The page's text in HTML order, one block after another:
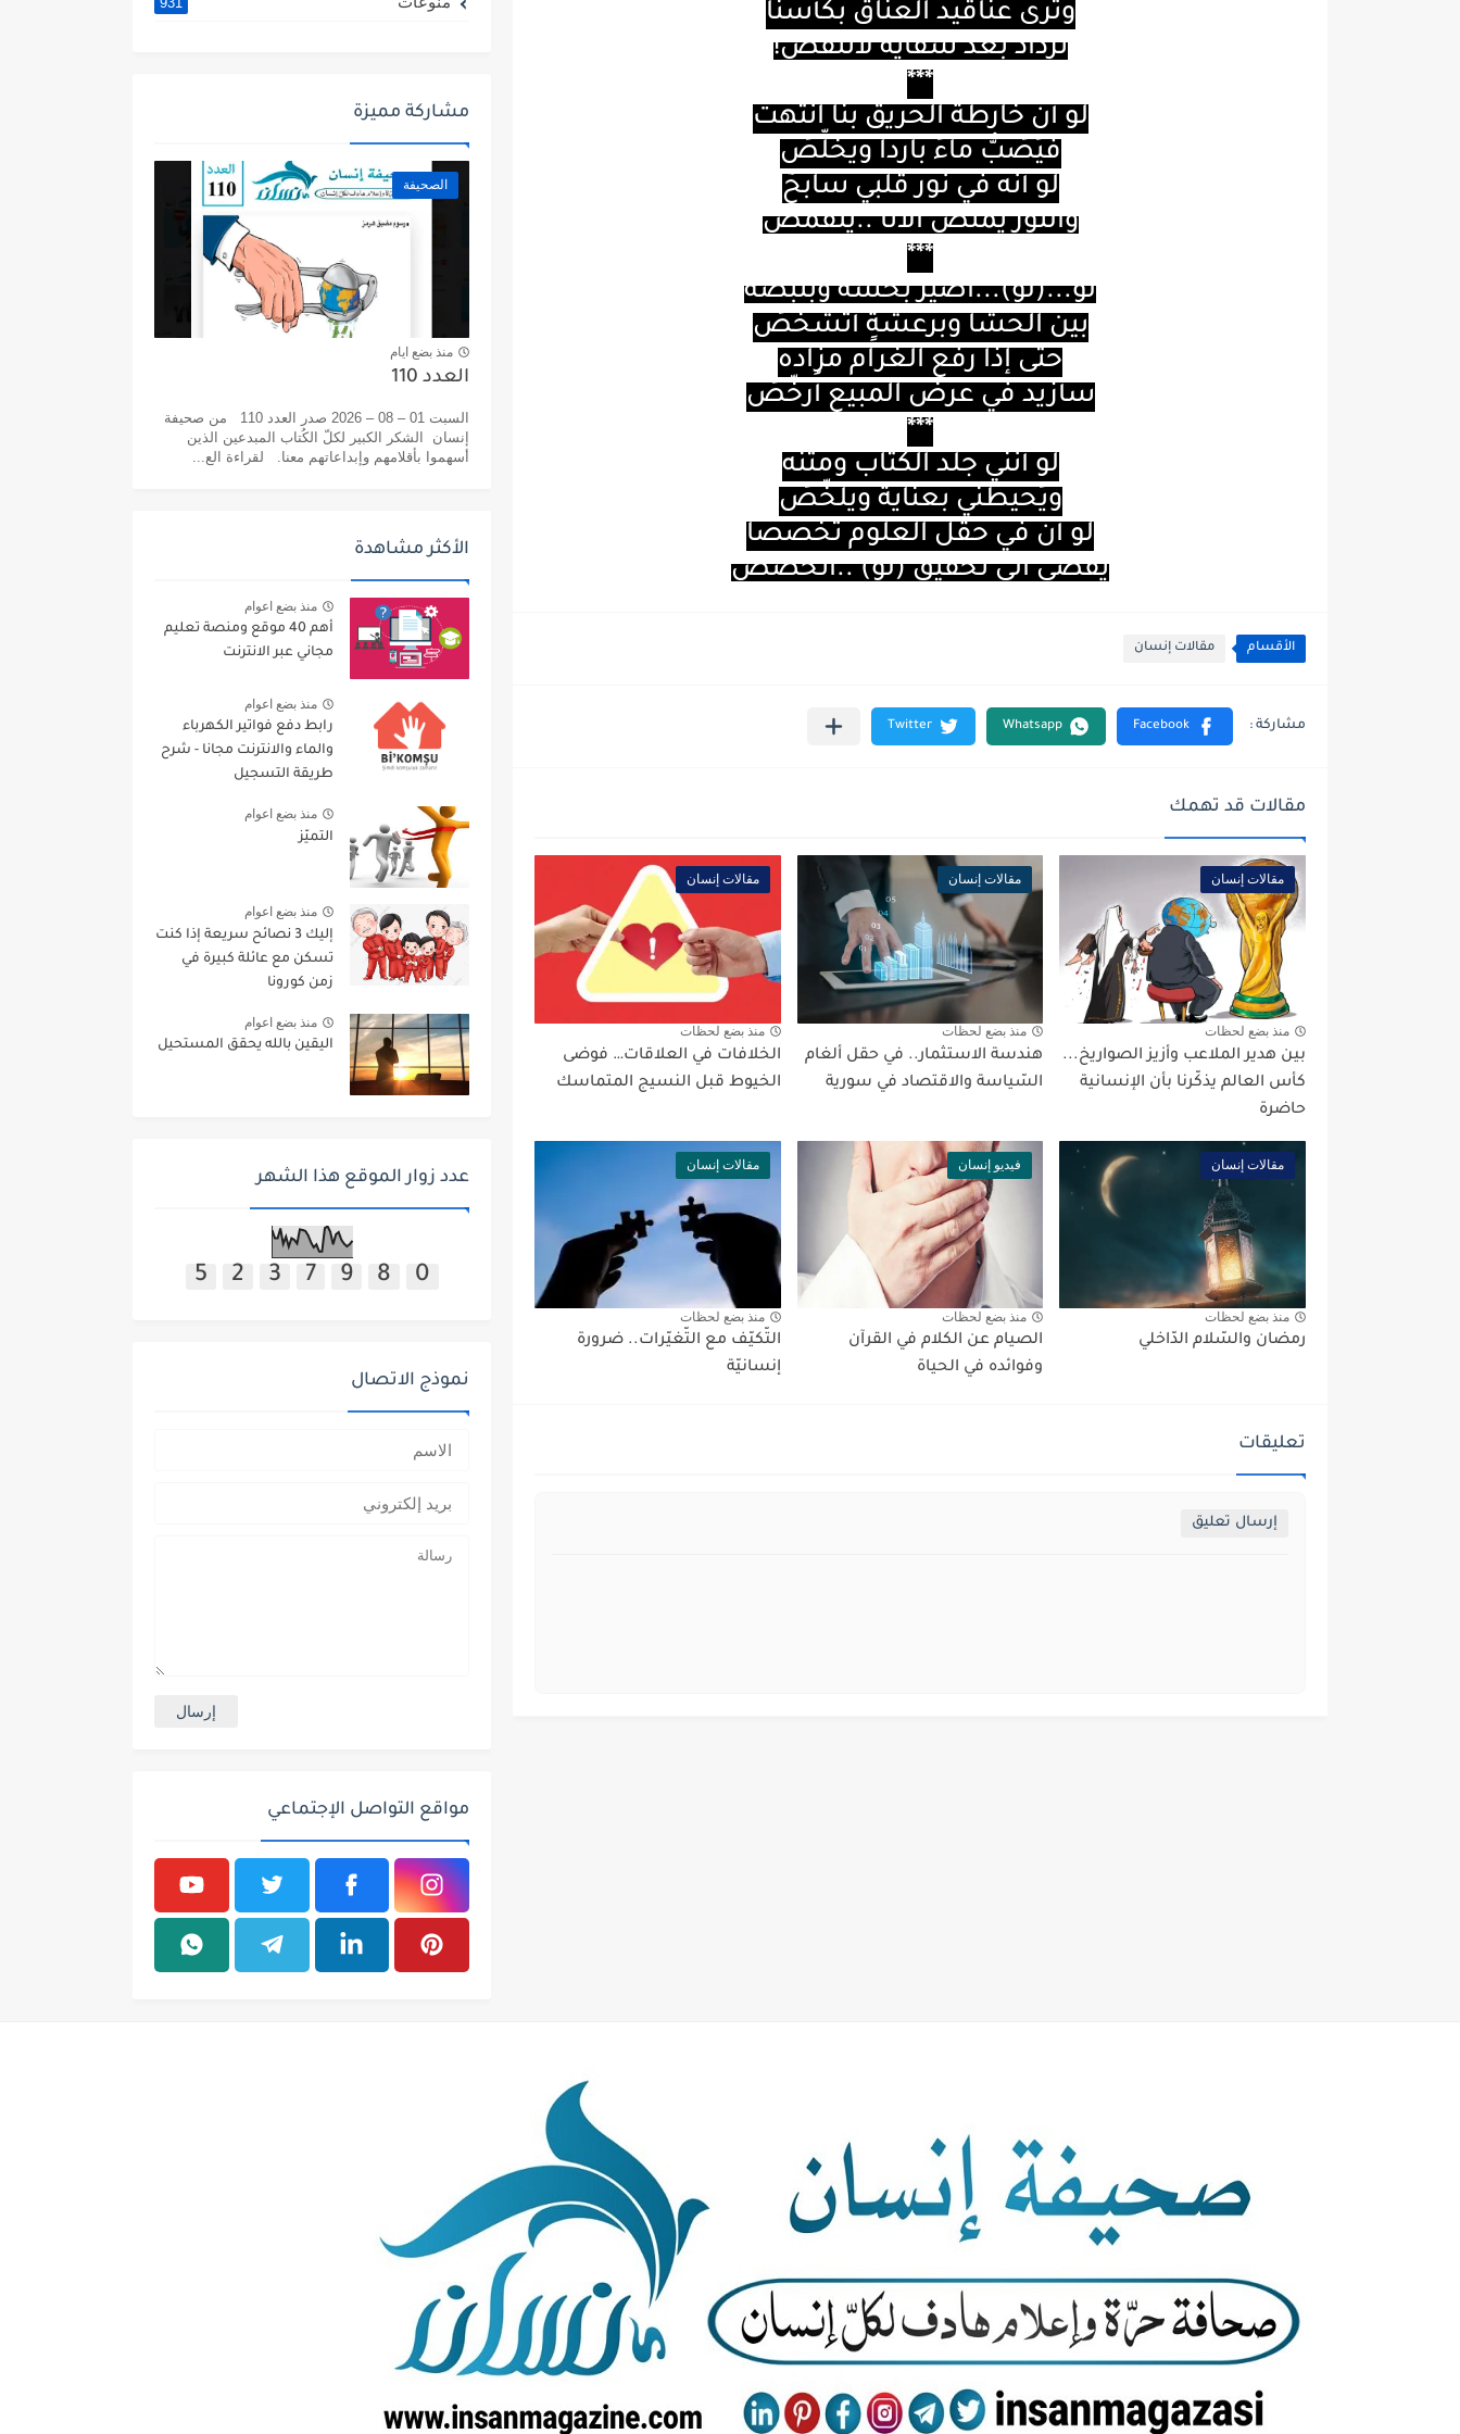
وترى عناقيد العناق بكأسنا
تزداد بعد سقاية لاتنقصُ!
***
لو أنّ خارطة الحريق بنا انتهت
فيُصَبُّ ماءً باردا ويخلِّصُ
لو أنه في نور قلبي سابحٌ
والنور يمتصّ الأنا..يتقمصُ
***
لو...(لو)...أصيرُ بحسّه وبنبضه
بين الحشا وبرعشةٍ أتشخصُ
حتى إذا رفع الغرام مزاده
سأزيد في عرض المبيع أُرخّصُ
***
لو أنني جلد الكتاب ومتنه
ويُحيطني بعناية ويلخّصُ
لو أنّ في حقل العلوم تخصصا
يقضي الى تحقيق(لو) ..أتخصص
الأقسام مقالات إنسان
مقالات قد تهمك
مقالات إنسان
منذ بضع لحظات
بين هدير الملاعب وأزيز الصواريخ...
كأس العالم يذكّرنا بأن الإنسانية
حاضرة
مقالات إنسان
منذ بضع لحظات
هندسة الاستثمار.. في حقل ألغام
السّياسة والاقتصاد في سورية
مقالات إنسان
منذ بضع لحظات
الخلافات في العلاقات… فوضى
الخيوط قبل النسيج المتماسك
مقالات إنسان
منذ بضع لحظات
رمضان والسّلام الدّاخلي
فيديو إنسان
منذ بضع لحظات
الصيام عن الكلام في القرآن
وفوائده في الحياة
مقالات إنسان
منذ بضع لحظات
التّكيّف مع التّغيّرات.. ضرورة
إنسانيّة
تعليقات
إرسال تعليق
مشاركة مميزة
الصحيفة
منذ بضع ايام
العدد 110
السبت 01 – 08 – 2026 صدر العدد 110 من صحيفة
إنسان الشكر الكبير لكلّ الكُتاب المبدعين الذين
أسهموا بأقلامهم وإبداعاتهم معنا. لقراءة الع...
الأكثر مشاهدة
منذ بضع اعوام
أهم 40 موقع ومنصة تعليم
مجاني عبر الانترنت
منذ بضع اعوام
رابط دفع فواتير الكهرباء
والماء والانترنت مجانا - شرح
طريقة التسجيل
منذ بضع اعوام
التميّز
منذ بضع اعوام
إليك 3 نصائح سريعة إذا كنت
تسكن مع عائلة كبيرة في
زمن كورونا
منذ بضع اعوام
اليقين بالله يحقق المستحيل
عدد زوار الموقع هذا الشهر
5 2 3 7 9 8 0
نموذج الاتصال
مواقع التواصل الإجتماعي